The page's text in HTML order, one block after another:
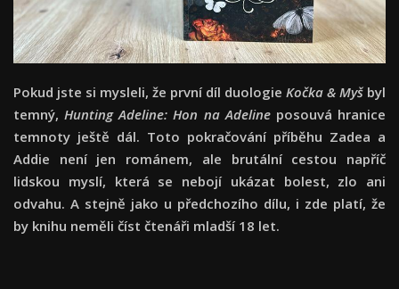
Pokud jste si mysleli, že první díl duologie Kočka & Myš byl
temný,Hunting Adeline: Hon na Adelineposouvá hranice
temnoty ještě dál. Toto pokračování příběhu Zadea a
Addie není jen románem, ale brutální cestou napříč
lidskou myslí, která se nebojí ukázat bolest, zlo ani
odvahu. A stejně jako u předchozího dílu, i zde platí, že
by knihu neměli číst čtenáři mladší 18 let.